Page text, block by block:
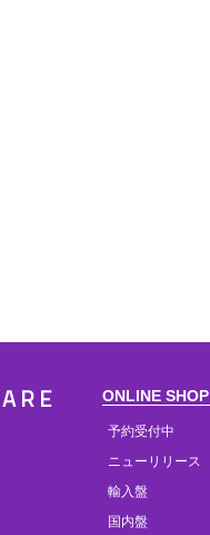
ONLINE SHOP
予約受付中
ニューリリース
輸入盤
国内盤